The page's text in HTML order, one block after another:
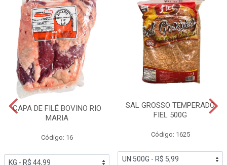
CAPA DE FILÉ BOVINO RIO
MARIA
Código: 16
SAL GROSSO TEMPERADO
FIEL 500G
Código: 1625